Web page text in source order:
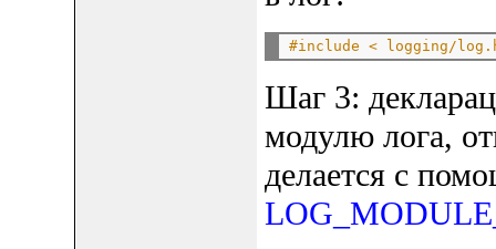
#include < logging/
Шаг 3:
модулю лога,
делается с